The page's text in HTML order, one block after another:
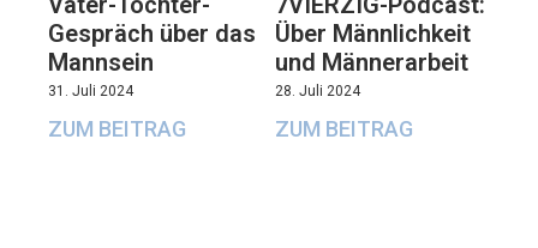
Gespräch über das
Mannsein
31. Juli 2024
ZUM BEITRAG
Über Männlichkeit
und Männerarbeit
28. Juli 2024
ZUM BEITRAG